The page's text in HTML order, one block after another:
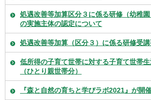
処遇改善等加算区分３に係る研修（幼稚園
の実施主体の認定について
処遇改善等加算（区分３）に係る研修受
低所得の子育て世帯に対する子育て世帯
（ひとり親世帯分）
『森と自然の育ちと学びラボ2021』が開